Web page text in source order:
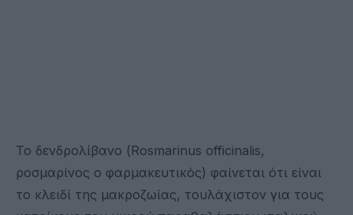
Το δενδρολίβανο (Rosmarinus officinalis,
ροσμαρίνος ο φαρμακευτικός) φαίνεται ότι είναι
το κλειδί της μακροζωίας, τουλάχιστον για τους